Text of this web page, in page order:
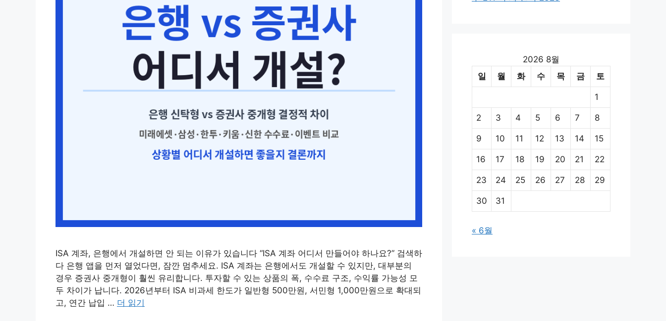
ISA 계좌, 은행에서 개설하면 안 되는 이유가 있습니다 “ISA 계좌 어디서 만들어야 하나요?” 검색하
다 은행 앱을 먼저 열었다면, 잠깐 멈추세요. ISA 계좌는 은행에서도 개설할 수 있지만, 대부분의
경우 증권사 중개형이 훨씬 유리합니다. 투자할 수 있는 상품의 폭, 수수료 구조, 수익률 가능성 모
두 차이가 납니다. 2026년부터 ISA 비과세 한도가 일반형 500만원, 서민형 1,000만원으로 확대되
고, 연간 납입 … 더 읽기
2026 8월
일
월 화 수 목 금 토
1
2 3 4 5 6 7 8
9 10 11 12 13 14 15
16 17 18 19 20 21 22
23 24 25 26 27 28 29
30 31
« 6월